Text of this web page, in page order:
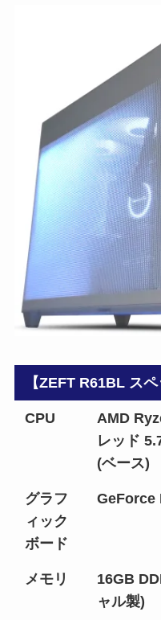
【ZEFT R61BL スペ
CPU
AMD
レッド
(ベース)
グラフ
ィック
ボード
GeForce
メモリ
16GB
ャル製)